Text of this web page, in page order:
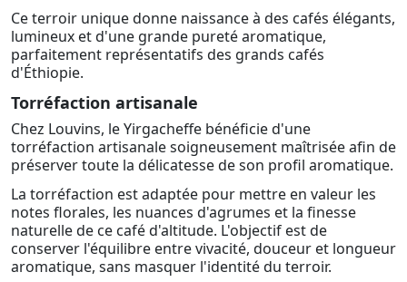
Ce terroir unique donne naissance à des cafés élégants,
lumineux et d'une grande pureté aromatique,
parfaitement représentatifs des grands cafés
d'Éthiopie.
Torréfaction artisanale
Chez Louvins, le Yirgacheffe bénéficie d'une
torréfaction artisanale soigneusement maîtrisée afin de
préserver toute la délicatesse de son profil aromatique.
La torréfaction est adaptée pour mettre en valeur les
notes florales, les nuances d'agrumes et la finesse
naturelle de ce café d'altitude. L'objectif est de
conserver l'équilibre entre vivacité, douceur et longueur
aromatique, sans masquer l'identité du terroir.